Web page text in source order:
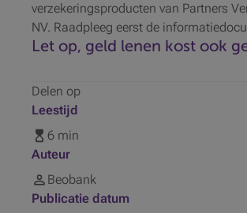
verzekeringsproducten van Partners
NV. Raadpleeg eerst de
Let op, geld lenen kost ook
Delen op
Leestijd
6 min
Auteur
Beobank
Publicatie datum